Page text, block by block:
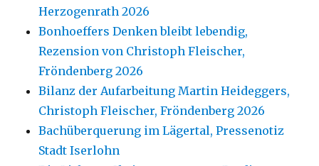
Herzogenrath 2026
Bonhoeffers Denken bleibt lebendig,
Rezension von Christoph Fleischer,
Fröndenberg 2026
Bilanz der Aufarbeitung Martin Heideggers,
Christoph Fleischer, Fröndenberg 2026
Bachüberquerung im Lägertal, Pressenotiz
Stadt Iserlohn